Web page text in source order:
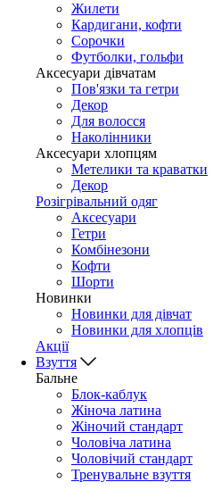
Жилети
Кардигани, кофти
Сорочки
Футболки, гольфи
Аксесуари дівчатам
Пов'язки та гетри
Декор
Для волосся
Наколінники
Аксесуари хлопцям
Метелики та краватки
Декор
Розігрівальний одяг
Аксесуари
Гетри
Комбінезони
Кофти
Шорти
Новинки
Новинки для дівчат
Новинки для хлопців
Акції
Взуття
Бальне
Блок-каблук
Жіноча латина
Жіночий стандарт
Чоловіча латина
Чоловічий стандарт
Тренувальне взуття